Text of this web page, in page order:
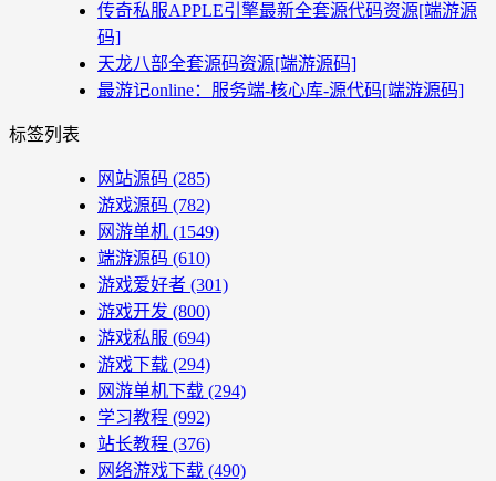
传奇私服APPLE引擎最新全套源代码资源[端游源
码]
天龙八部全套源码资源[端游源码]
最游记online：服务端-核心库-源代码[端游源码]
标签列表
网站源码 (285)
游戏源码 (782)
网游单机 (1549)
端游源码 (610)
游戏爱好者 (301)
游戏开发 (800)
游戏私服 (694)
游戏下载 (294)
网游单机下载 (294)
学习教程 (992)
站长教程 (376)
网络游戏下载 (490)